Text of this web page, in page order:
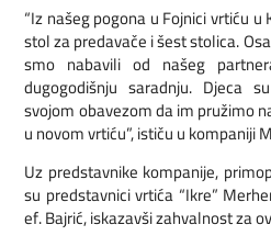
“Iz našeg pogona u Fojnici vrtiću
stol za predavače i šest stolica.
smo nabavili od našeg
dugogodišnju saradnju. Djeca
svojom obavezom da im pružimo
u novom vrtiću”, ističu u kompaniji
Uz predstavnike kompanije,
su predstavnici vrtića “Ikre”
ef. Bajrić, iskazavši zahvalnost za